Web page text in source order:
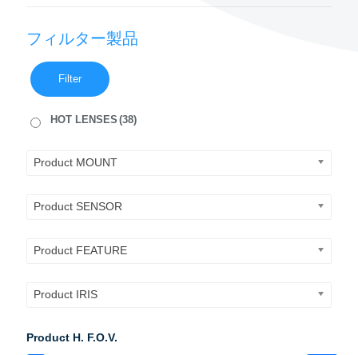
フィルター製品
Filter
HOT LENSES (38)
Product MOUNT
Product SENSOR
Product FEATURE
Product IRIS
Product H. F.O.V.